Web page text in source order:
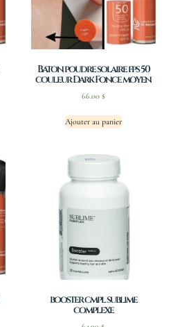
Baton poudre solaire fps 50
couleur Dark Fonce moyen
66.00 $
Ajouter au panier
booster cmpl sublime
complexe